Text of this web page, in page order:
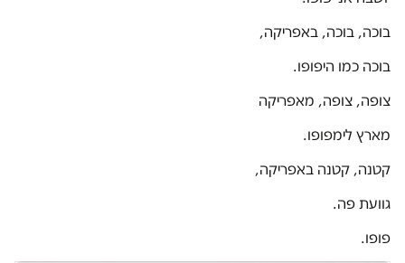
בוכה, בוכה, באפריקה,
בוכה כמו היפופו.
צופה, צופה, מאפריקה
מארץ לימפופו.
קטנה, קטנה באפריקה,
גוועת פה.
פופו.